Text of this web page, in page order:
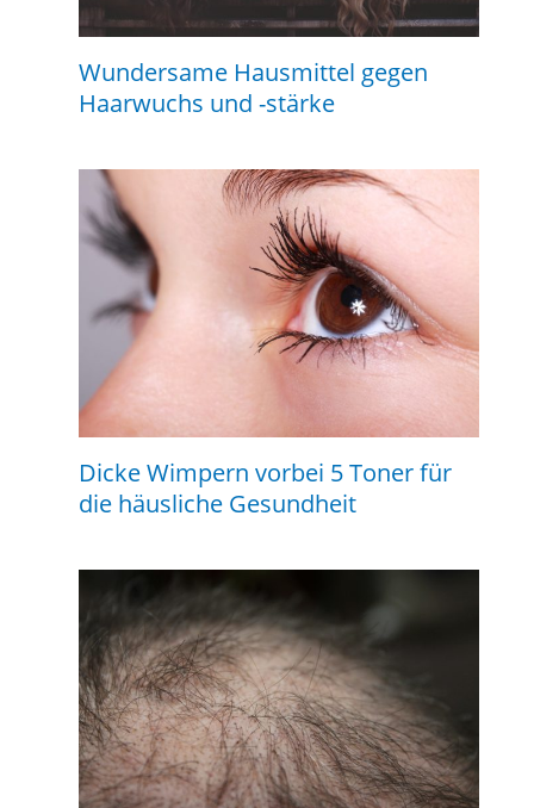
Wundersame Hausmittel gegen
Haarwuchs und -stärke
Dicke Wimpern vorbei 5 Toner für
die häusliche Gesundheit